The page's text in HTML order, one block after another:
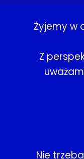
Żyjemy w
Z
Nie